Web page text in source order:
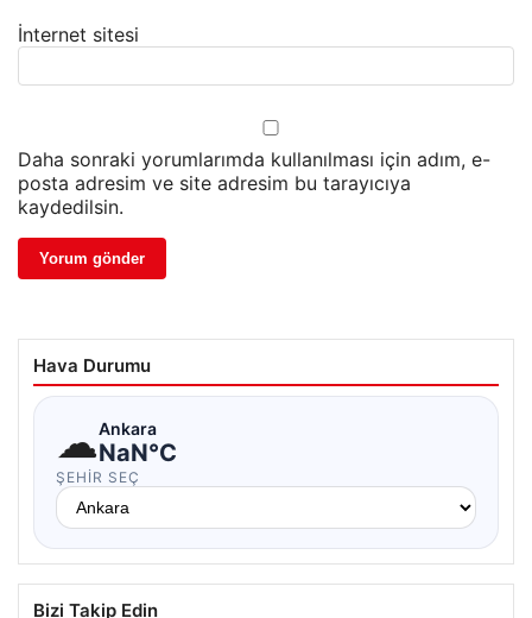
İnternet sitesi
Daha sonraki yorumlarımda kullanılması için adım, e-
posta adresim ve site adresim bu tarayıcıya
kaydedilsin.
Hava Durumu
☁Ankara
NaN°C
ŞEHIR SEÇ
Bizi Takip Edin